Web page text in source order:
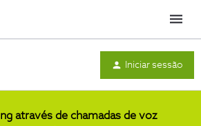
Menu
Iniciar sessão
através de chamadas de voz